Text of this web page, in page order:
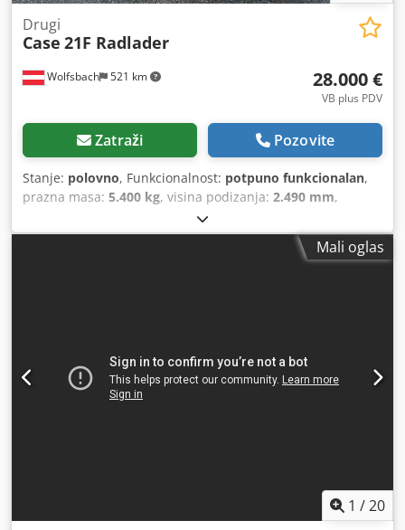
Wolfsbach 521 km
Drugi
Case 21F Radlader
28.000 €
VB plus PDV
Zatraži Pozovite
Stanje: polovno, Funkcionalnost: potpuno funkcionalan,
prazna masa: 5.400 kg, visina podizanja: 2.490 mm,
, radni sati:
5.550 mm, građevinska visina:2.500 mm, vrsta pogona:
Mali oglas
1 /20